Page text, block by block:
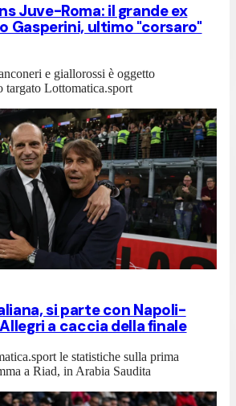
Juve-Roma: il grande ex
Gasperini, ultimo "corsaro"
e giallorossi è oggetto
targato Lottomatica.sport
si parte con Napoli-
a caccia della finale
le statistiche sulla prima
a Riad, in Arabia Saudita